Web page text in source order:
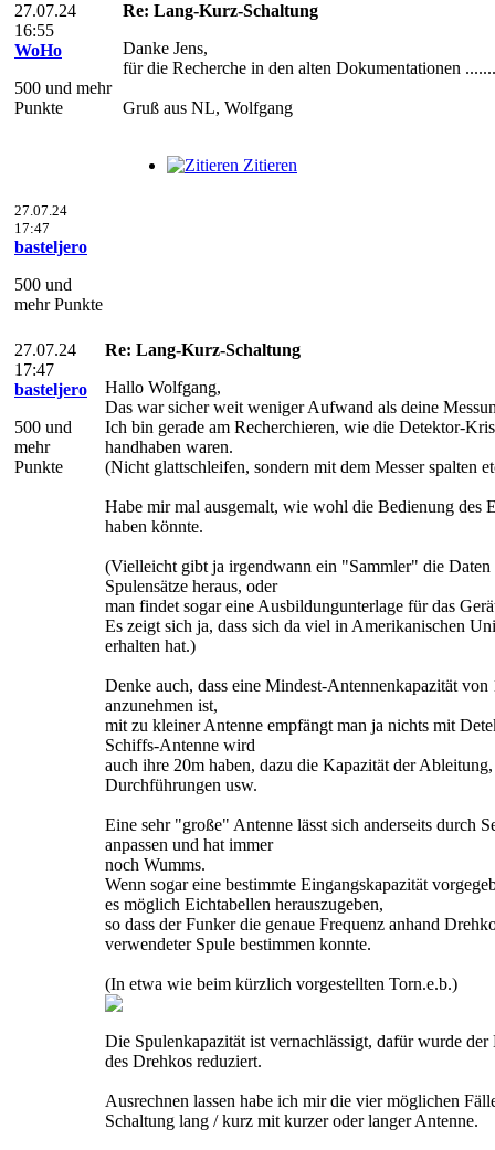
27.07.24
16:55
WoHo
500 und mehr
Punkte
Re: Lang-Kurz-Schaltung
Danke Jens,
für die Recherche in den alten Dokumentationen .......
Gruß aus NL, Wolfgang
Zitieren
27.07.24
17:47
basteljero
500 und
mehr Punkte
27.07.24
17:47
basteljero
500 und
mehr
Punkte
Re: Lang-Kurz-Schaltung
Hallo Wolfgang,
Das war sicher weit weniger Aufwand als deine
Ich bin gerade am Recherchieren, wie die Detektor-
handhaben waren.
(Nicht glattschleifen, sondern mit dem Messer spalten
Habe mir mal ausgemalt, wie wohl die Bedienung des
haben könnte.
(Vielleicht gibt ja irgendwann ein "Sammler" die Daten
Spulensätze heraus, oder
man findet sogar eine Ausbildungunterlage für das
Es zeigt sich ja, dass sich da viel in Amerikanischen
erhalten hat.)
Denke auch, dass eine Mindest-Antennenkapazität von
anzunehmen ist,
mit zu kleiner Antenne empfängt man ja nichts mit
Schiffs-Antenne wird
auch ihre 20m haben, dazu die Kapazität der
Durchführungen usw.
Eine sehr "große" Antenne lässt sich anderseits durch
anpassen und hat immer
noch Wumms.
Wenn sogar eine bestimmte Eingangskapazität
es möglich Eichtabellen herauszugeben,
so dass der Funker die genaue Frequenz anhand
verwendeter Spule bestimmen konnte.
(In etwa wie beim kürzlich vorgestellten Torn.e.b.)
Die Spulenkapazität ist vernachlässigt, dafür wurde der
des Drehkos reduziert.
Ausrechnen lassen habe ich mir die vier möglichen
Schaltung lang / kurz mit kurzer oder langer Antenne.